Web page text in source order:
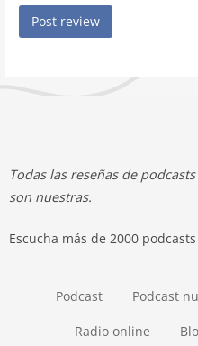
Todas las reseñas de
son nuestras.
Escucha más de 2000
Podcast Podcast
Radio online